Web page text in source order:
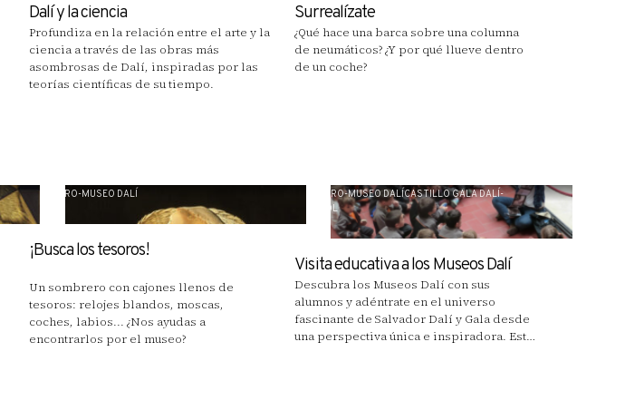
Dalí y la ciencia
Profundiza en la relación entre el arte y la
ciencia a través de las obras más
asombrosas de Dalí, inspiradas por las
teorías científicas de su tiempo.
Surrealízate
¿Qué hace una barca sobre una columna
de neumáticos? ¿Y por qué llueve dentro
de un coche?
TEATRO-MUSEO DALÍ
¡Busca los tesoros!
Un sombrero con cajones llenos de
tesoros: relojes blandos, moscas,
coches, labios... ¿Nos ayudas a
encontrarlos por el museo?
TEATRO-MUSEO DALÍCASTILLO GALA DALÍ-
PÚBOL
Visita educativa a los Museos Dalí
Descubra los Museos Dalí con sus
alumnos y adéntrate en el universo
fascinante de Salvador Dalí y Gala desde
una perspectiva única e inspiradora. Esta